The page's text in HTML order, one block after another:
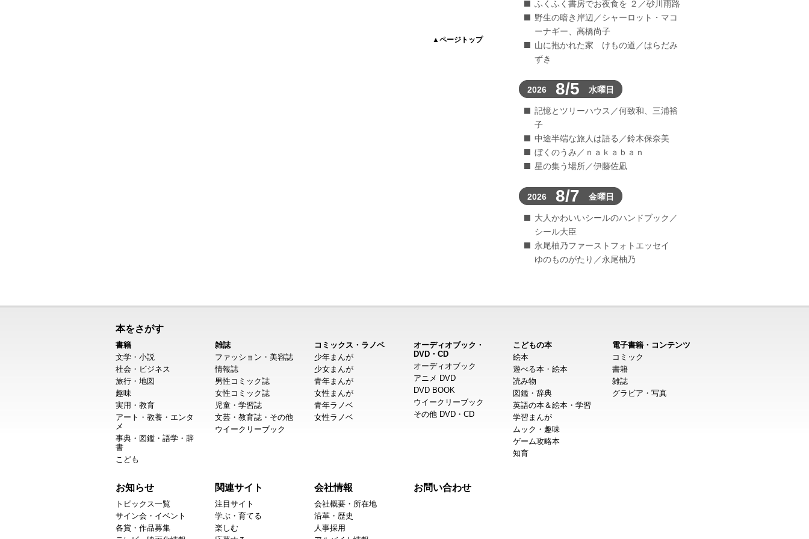
▲ページトップ
ふくふく書房でお夜食を ２／砂川雨路
野生の暗き岸辺／シャーロット・マコ
ーナギー、高橋尚子
山に抱かれた家 けもの道／はらだみ
ずき
2026 8/5 水曜日
記憶とツリーハウス／何致和、三浦裕
子
中途半端な旅人は語る／鈴木保奈美
ぼくのうみ／ｎａｋａｂａｎ
星の集う場所／伊藤佐凪
2026 8/7 金曜日
大人かわいいシールのハンドブック／
シール大臣
永尾柚乃ファーストフォトエッセイ
ゆのものがたり／永尾柚乃
本をさがす
書籍
文学・小説
社会・ビジネス
旅行・地図
趣味
実用・教育
アート・教養・エンタ
メ
事典・図鑑・語学・辞
書
こども
雑誌
ファッション・美容誌
情報誌
男性コミック誌
女性コミック誌
児童・学習誌
文芸・教育誌・その他
ウイークリーブック
コミックス・ラノベ
少年まんが
少女まんが
青年まんが
女性まんが
青年ラノベ
女性ラノベ
オーディオブック・
DVD・CD
オーディオブック
アニメ DVD
DVD BOOK
ウイークリーブック
その他 DVD・CD
こどもの本
絵本
遊べる本・絵本
読み物
図鑑・辞典
英語の本＆絵本・学習
学習まんが
ムック・趣味
ゲーム攻略本
知育
電子書籍・コンテンツ
コミック
書籍
雑誌
グラビア・写真
お知らせ
トピックス一覧
サイン会・イベント
各賞・作品募集
関連サイト
注目サイト
学ぶ・育てる
楽しむ
会社情報
会社概要・所在地
沿革・歴史
人事採用
お問い合わせ